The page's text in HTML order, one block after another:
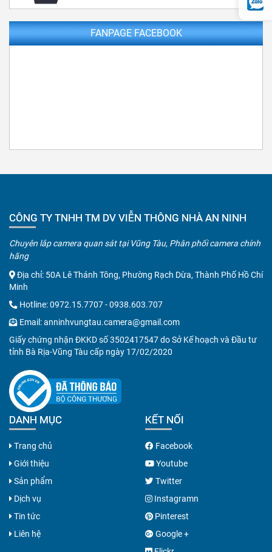
FANPAGE FACEBOOK
CÔNG TY TNHH TM DV VIỄN THÔNG NHÀ AN NINH
Chuyên lắp camera quan sát tại Vũng Tàu, Phân phối camera chính
hãng
Địa chỉ: 50A Lê Thánh Tông, Phường Rạch Dừa, Thành Phố Hồ Chí
Minh
Hotline:0972.15.7707-0938.603.707
Email:anninhvungtau.camera@gmail.com
Giấy chứng nhận ĐKKD số 3502417547 do Sở Kế hoạch và Đầu tư
tỉnh Bà Rịa-Vũng Tàu cấp ngày 17/02/2020
DANH MỤC
Trang chủ
Giới thiệu
Sản phẩm
Dịch vụ
Tin tức
Liên hệ
KẾT NỐI
Facebook
Youtube
Twitter
Instagramn
Pinterest
Google +